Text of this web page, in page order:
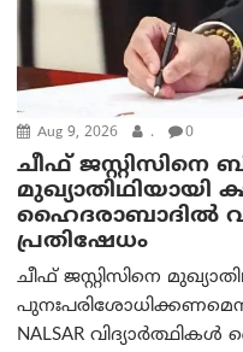
Aug 9, 2026 . 0
ചീഫ് ജസ്റ്റിസിനെ
മുഖ്യാതിഥിയായി
ഹൈദരാബാദില്‍
പ്രതിഷേധം
ചീഫ് ജസ്റ്റിസിനെ
NALSAR